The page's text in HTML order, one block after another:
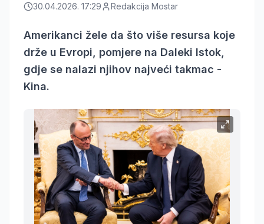
30.04.2026. 17:29 Redakcija Mostar
Amerikanci žele da što više resursa koje
drže u Evropi, pomjere na Daleki Istok,
gdje se nalazi njihov najveći takmac -
Kina.